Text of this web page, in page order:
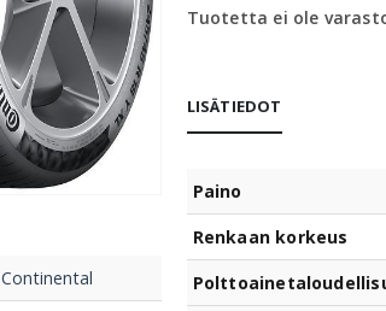
Continental
Tuotetta ei ole
LISÄTIEDOT
Paino
Renkaan korkeus